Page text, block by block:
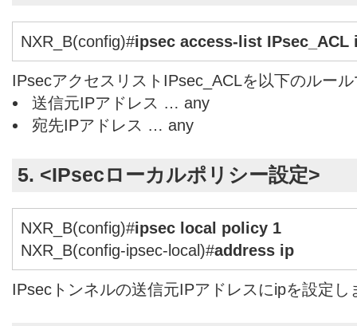
NXR_B(config)#ipsec access-list IPsec_ACL
IPsecアクセスリストIPsec_ACLを以下のルー
送信元IPアドレス … any
宛先IPアドレス … any
5. <IPsecローカルポリシー設定>
NXR_B(config)#ipsec local policy 1
NXR_B(config-ipsec-local)#address ip
IPsecトンネルの送信元IPアドレスにipを設定し